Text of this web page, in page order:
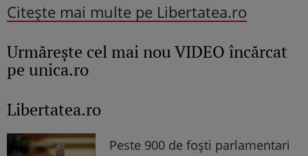
Citește mai multe pe Libertatea.ro
Urmăreşte cel mai nou VIDEO încărcat
pe unica.ro
Libertatea.ro
Peste 900 de foști parlamentari